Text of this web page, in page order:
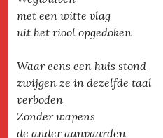
met een witte vlag
uit het riool opgedoken
Waar eens een huis stond
zwijgen ze in dezelfde taal
verboden
Zonder wapens
de ander aanvaarden